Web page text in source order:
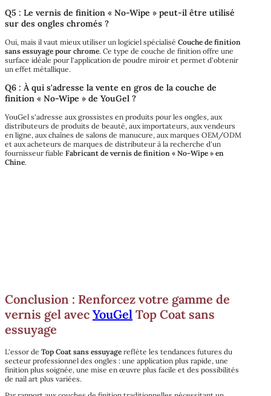
Q5 : Le vernis de finition « No-Wipe » peut-il être utilisé
sur des ongles chromés ?
Oui, mais il vaut mieux utiliser un logiciel spécialisé Couche de finition
sans essuyage pour chrome. Ce type de couche de finition offre une
surface idéale pour l'application de poudre miroir et permet d'obtenir
un effet métallique.
Q6 : À qui s'adresse la vente en gros de la couche de
finition « No-Wipe » de YouGel ?
YouGel s'adresse aux grossistes en produits pour les ongles, aux
distributeurs de produits de beauté, aux importateurs, aux vendeurs
en ligne, aux chaînes de salons de manucure, aux marques OEM/ODM
et aux acheteurs de marques de distributeur à la recherche d'un
fournisseur fiable Fabricant de vernis de finition « No-Wipe » en
Chine.
Conclusion : Renforcez votre gamme de
vernis gel avec YouGel Top Coat sans
essuyage
L'essor de Top Coat sans essuyage reflète les tendances futures du
secteur professionnel des ongles : une application plus rapide, une
finition plus soignée, une mise en œuvre plus facile et des possibilités
de nail art plus variées.